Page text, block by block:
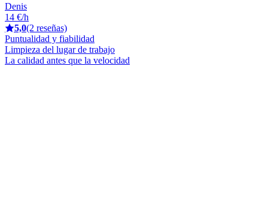
Denis
14 €/h
5,0(2 reseñas)
Puntualidad y fiabilidad
Limpieza del lugar de trabajo
La calidad antes que la velocidad